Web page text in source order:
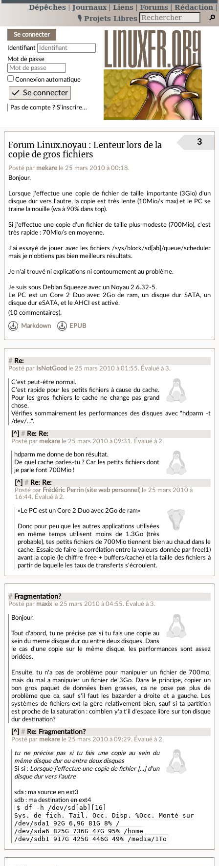
Dépêches Journaux Liens Forums
Rédaction
🎙️ Projets Libres
Se connecter
Identifiant
Mot de passe
Connexion automatique
Pas de compte ? S’inscrire…
Forum Linux.noyau
Lenteur lors de la
copie de gros fichiers
Posté par mekare le 25 mars 2010 à 00:18.
3
Bonjour,
Lorsque j'effectue une copie de fichier de taille importante (3Gio) d'un
disque dur vers l'autre, la copie est très lente (10Mio/s max) et le PC se
traine la nouille (wa à 90% dans top).
Si j'effectue une copie d'un fichier de taille plus modeste (700Mio), c'est
très rapide : 70Mio/s en moyenne.
J'ai essayé de jouer avec les fichiers /sys/block/sd[ab]/queue/scheduler
mais je n'obtiens pas bien meilleurs résultats.
Je n'ai trouvé ni explications ni contournement au problème.
Je suis sous Debian Squeeze avec un Noyau 2.6.32-5.
Le PC est un Core 2 Duo avec 2Go de ram, un disque dur SATA, un
disque dur eSATA, et le AHCI est activé.
(10 commentaires).
Markdown EPUB
# Re:
Posté par IsNotGood le 25 mars 2010 à 01:55. Évalué à 3.
C'est peut-être normal.
C'est rapide pour les petits fichiers à cause du cache.
Pour les gros fichiers le cache ne change pas grand
chose.
Vérifies sommairement les performances des disques avec "hdparm -t
/dev/...".
[^] # Re: Re:
Posté par mekare le 25 mars 2010 à 09:31 . Évalué à 2.
hdparm me donne de bon résultat.
De quel cache parles-tu ? Car les petits fichiers dont
je parle font 700Mio !
[^] # Re: Re:
Posté par Frédéric Perrin(site web personnel ) le 25 mars 2010 à
16:44.Évalué à 2.
Le PC est un Core 2 Duo avec 2Go de ram
Donc pour peu que les autres applications utilisées
en même temps utilisent moins de 1.3Go (très
probable), tes petits fichiers de 700Mio tiennent bien au chaud dans le
cache. Essaie de faire la corrélation entre la valeurs donnée par free(1)
avant la copie (le chiffre free + buffers/cache) et la taille des fichiers à
partir de laquelle les taux de transferts s'écroulent.
# Fragmentation?
Posté par maxix le 25 mars 2010 à 04:55. Évalué à 3.
Bonjour,
Tout d'abord, tu ne précise pas si tu fais une copie au
sein du meme disque dur ou entre deux disques. Dans
le cas d'une copie sur le même disque, les performances sont assez
bridées.
Ensuite, tu n'a pas de problème pour manipuler un fichier de 700mo,
mais du mal a manipuler un fichier de 3Go. Dans le principe, copier un
bon gros paquet de données bien grasses, ca ne pose pas plus de
problème que ca, sauf s'il faut les bazarder a droite et a gauche. Les
systèmes de fichiers ext la gère relativement bien, sauf si ta partition
est proche de la saturation : combien y'a t'il d'espace libre sur ton disque
dur destination?
[^] # Re: Fragmentation?
Posté par mekare le 25 mars 2010 à 09:29. Évalué à 2.
tu ne précise pas si tu fais une copie au sein du
même disque dur ou entre deux disques
Si si : Lorsque j'effectue une copie de fichier [...] d'un
disque dur vers l'autre
sda : ma source en ext3
sdb : ma destination en ext4
$ df -h /dev/sd[ab][16]
Sys. de fich. Tail. Occ. Disp. %Occ. Monté sur
/dev/sda1 92G 6,9G 81G 8% /
/dev/sda6 825G 736G 47G 95% /home
/dev/sdb1 917G 425G 446G 49% /media/1To